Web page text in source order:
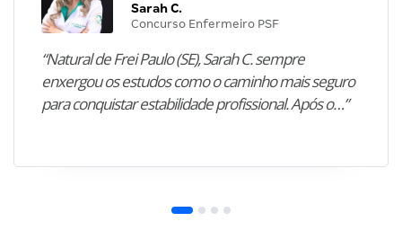
Sarah C.
Concurso Enfermeiro PSF
“Natural de Frei Paulo (SE), Sarah C. sempre
enxergou os estudos como o caminho mais seguro
para conquistar estabilidade profissional. Após o…”